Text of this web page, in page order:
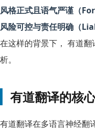
风格正式且语气严谨（
风险可控与责任明确（
在这样的背景下， 有道
析。
有道翻译的核
有道翻译在多语言神经翻